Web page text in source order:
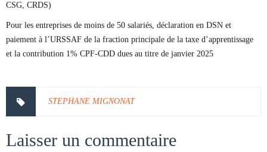
CSG, CRDS)
Pour les entreprises de moins de 50 salariés, déclaration en DSN et
paiement à l’URSSAF de la fraction principale de la taxe d’apprentissage
et la contribution 1% CPF-CDD dues au titre de janvier 2025
STEPHANE MIGNONAT
Laisser un commentaire